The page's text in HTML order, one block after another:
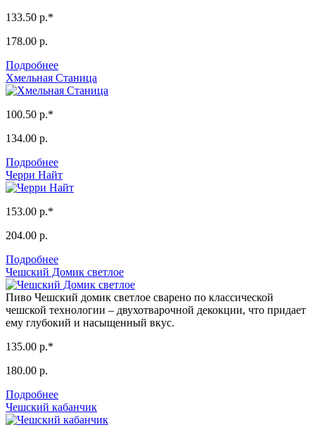
133.50 р.*
178.00 р.
Подробнее
Хмельная Станица
100.50 р.*
134.00 р.
Подробнее
Черри Найт
153.00 р.*
204.00 р.
Подробнее
Чешский Домик светлое
Пиво Чешский домик светлое сварено по классической
чешской технологии – двухотварочной декокции, что придает
ему глубокий и насыщенный вкус.
135.00 р.*
180.00 р.
Подробнее
Чешский кабанчик